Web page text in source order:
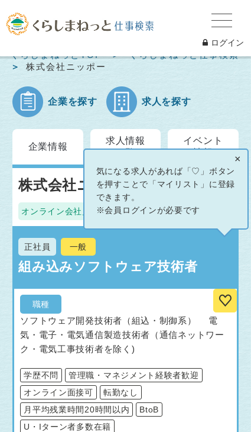
ログイン
くらしまねっとTOP
くらしまねっと仕事検索
株式会社ニッポー
企業を探す 求人を探す
企業情報
求人情報
一覧
イベント
情報
株式会社ニッポー
オンライン会社見学 オンライン面接OK
正社員 一般
組み込みソフトウェア技術者
職種
ソフトウェア開発技術者（組込・制御系） 電
気・電子・電気通信製造技術者（通信ネットワー
ク・電気工事技術者を除く)
学歴不問
管理職・マネジメント経験者歓迎
オンライン面接可
転勤なし
月平均残業時間20時間以内
BtoB
U・Iターン者多数在籍
×
気になる求人があれば「♡」ボタン
を押すことで「マイリスト」に登録
できます。
※会員ログインが必要です